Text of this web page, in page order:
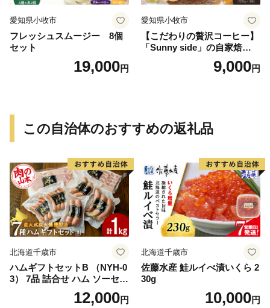
愛知県小牧市
フレッシュスムージー 8個
セット
19,000円
愛知県小牧市
【こだわりの贅沢コーヒー】
「Sunny side」の自家焙煎珈
琲ブレンド珈琲飲み比べセッ
9,000円
この自治体のおすすめの返礼品
北海道千歳市
ハムギフトセットB （NYH-0
3） 7品 詰合せ ハム ソーセー
12,000円
北海道千歳市
佐藤水産 鮭ルイべ漬いくら 2
30g
10,000円